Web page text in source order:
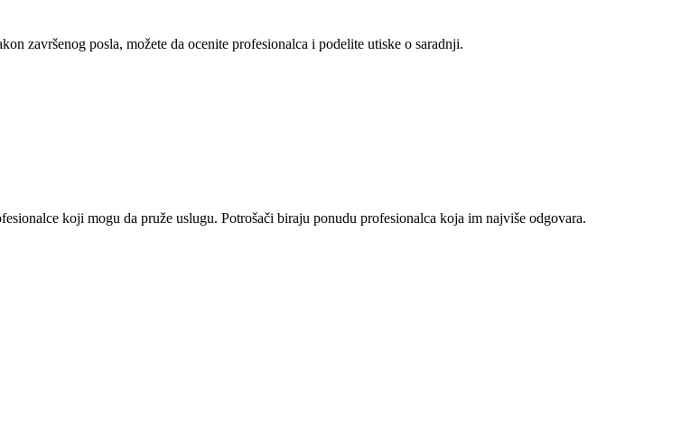
završenog posla, možete da ocenite profesionalca i podelite utiske o saradnji.
koji mogu da pruže uslugu. Potrošači biraju ponudu profesionalca koja im najviše odgovara.